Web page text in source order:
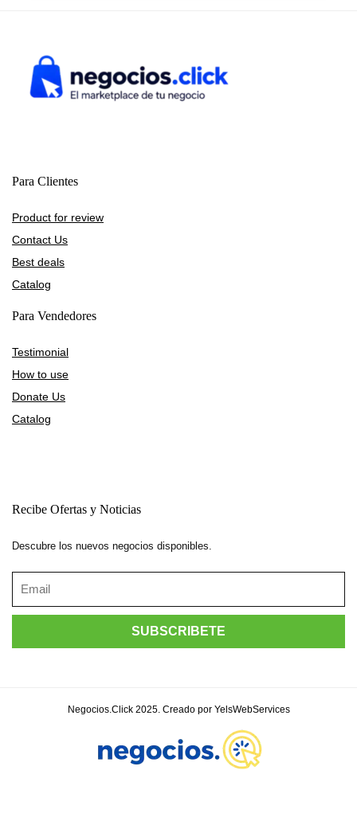
Para Clientes
Product for review
Contact Us
Best deals
Catalog
Para Vendedores
Testimonial
How to use
Donate Us
Catalog
Recibe Ofertas y Noticias
Descubre los nuevos negocios disponibles.
Negocios.Click 2025. Creado por YelsWebServices